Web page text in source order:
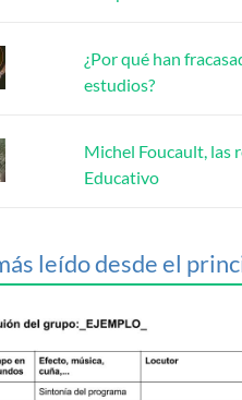
¿Por qué han
estudios?
Michel Foucault, las
Educativo
leído desde el